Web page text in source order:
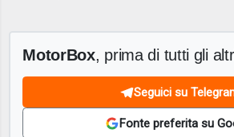
MotorBox, prima di tutti gli
Seguici su
Fonte preferita su